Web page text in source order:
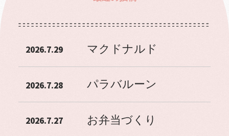
2026.7.29 マクドナルド
2026.7.28 パラバルーン
2026.7.27 お弁当づくり